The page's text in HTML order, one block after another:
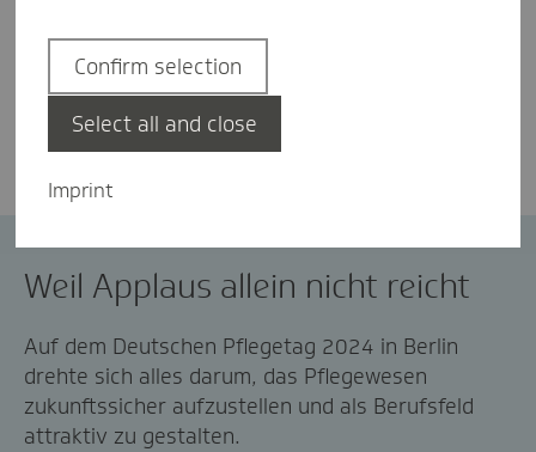
Laura Hassinger
Weil Applaus allein nicht reicht
Auf dem Deutschen Pflegetag 2024 in Berlin
drehte sich alles darum, das Pflegewesen
zukunftssicher aufzustellen und als Berufsfeld
attraktiv zu gestalten.
Imprint
Confirm selection
Select all and close